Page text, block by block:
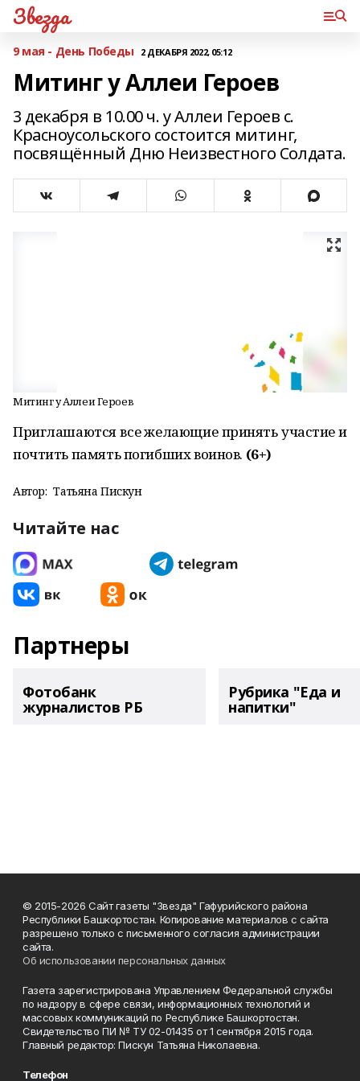
Звезда
9 мая - День Победы 2 ДЕКАБРЯ 2022, 05:12
Митинг у Аллеи Героев
3 декабря в 10.00 ч. у Аллеи Героев с.
Красноусольского состоится митинг,
посвящённый Дню Неизвестного Солдата.
Митинг у Аллеи Героев
Приглашаются все желающие принять участие и
почтить память погибших воинов. (6+)
Автор: Татьяна Пискун
Читайте нас
Партнеры
Фотобанк
журналистов РБ
Рубрика "Еда и
напитки"
© 2015-2026 Сайт газеты "Звезда" Гафурийского района
Республики Башкортостан. Копирование материалов с сайта
разрешено только с письменного согласия администрации
сайта.
Об использовании персональных данных
Газета зарегистрирована Управлением Федеральной службы
по надзору в сфере связи, информационных технологий и
массовых коммуникаций по Республике Башкортостан.
Свидетельство ПИ № ТУ 02-01435 от 1 сентября 2015 года.
Главный редактор: Пискун Татьяна Николаевна.
Телефон